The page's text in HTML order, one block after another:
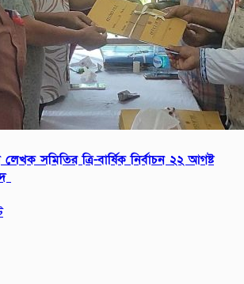
সমিতির ত্রি-বার্ষিক নির্বাচন ২২ আগষ্ট